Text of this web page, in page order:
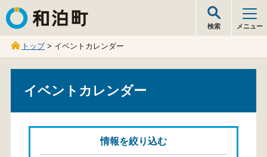
和泊町
検索 メニュー
トップ> イベントカレンダー
イベントカレンダー
情報を絞り込む